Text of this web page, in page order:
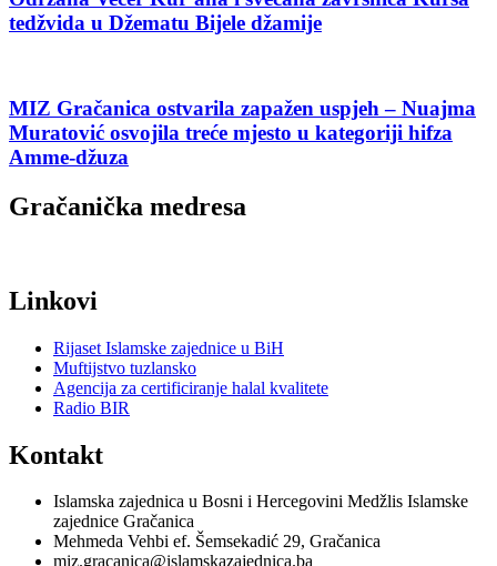
tedžvida u Džematu Bijele džamije
MIZ Gračanica ostvarila zapažen uspjeh – Nuajma
Muratović osvojila treće mjesto u kategoriji hifza
Amme-džuza
Gračanička medresa
Linkovi
Rijaset Islamske zajednice u BiH
Muftijstvo tuzlansko
Agencija za certificiranje halal kvalitete
Radio BIR
Kontakt
Islamska zajednica u Bosni i Hercegovini Medžlis Islamske
zajednice Gračanica
Mehmeda Vehbi ef. Šemsekadić 29, Gračanica
miz.gracanica@islamskazajednica.ba